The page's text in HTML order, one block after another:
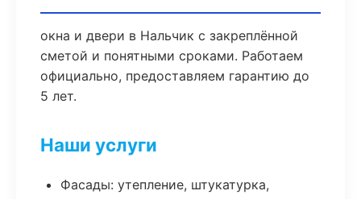
окна и двери в Нальчик с закреплённой
сметой и понятными сроками. Работаем
официально, предоставляем гарантию до
5 лет.
Наши услуги
Фасады: утепление, штукатурка,